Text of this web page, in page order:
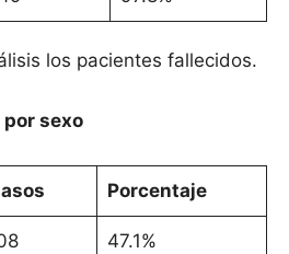
los pacientes fallecidos.
sexo
Porcentaje
47.1%